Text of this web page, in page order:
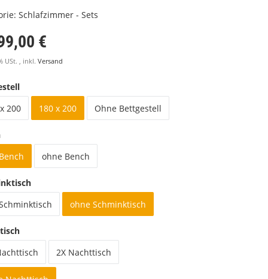
Schlafzimmer - Sets
€
USt. , inkl. Versand
200
180 x 200 Ohne Bettgestell
ohne Bench
ohne Schminktisch
2X Nachttisch